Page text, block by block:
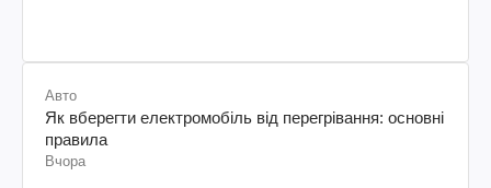
Авто
Як вберегти електромобіль від перегрівання: основні
правила
Вчора